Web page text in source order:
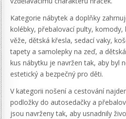
Kategorie nábytek a doplňky
kolébky, přebalovací pulty, komody,
věže, dětská křesla, sedací vaky,
tapety a samolepky na zeď, a
kus nábytku je navržen tak, aby byl
estetický a bezpečný pro děti.
V kategorii nošení a cestování
podložky do autosedačky a
jsou navrženy tak, aby usnadnily